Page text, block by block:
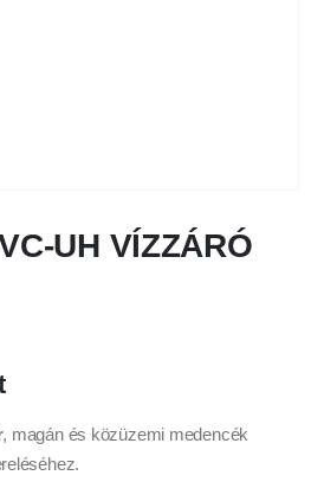
UH VÍZZÁRÓ
, magán és közüzemi medencék